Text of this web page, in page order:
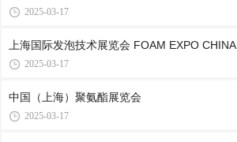
2025-03-17
上海国际发泡技术展览会 FOAM EXPO CHINA
2025-03-17
中国（上海）聚氨酯展览会
2025-03-17